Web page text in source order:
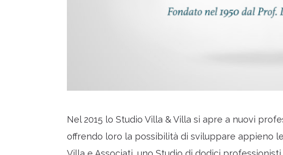
Nel 2015 lo Studio Villa & Villa si apre a nuovi
offrendo loro la possibilità di sviluppare appieno